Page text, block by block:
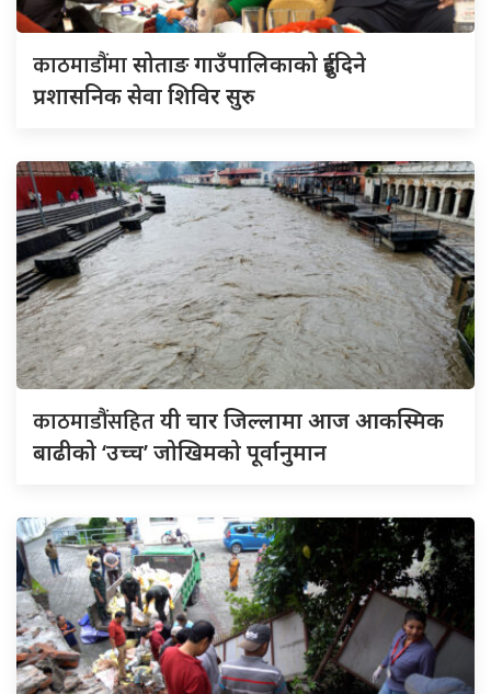
काठमाडौंमासोताङ गाउँपालिकाको दुईदिने
प्रशासनिक सेवा शिविर सुरु
काठमाडौंसहितयी चार जिल्लामा आज आकस्मिक
बाढीको ‘उच्च’ जोखिमको पूर्वानुमान